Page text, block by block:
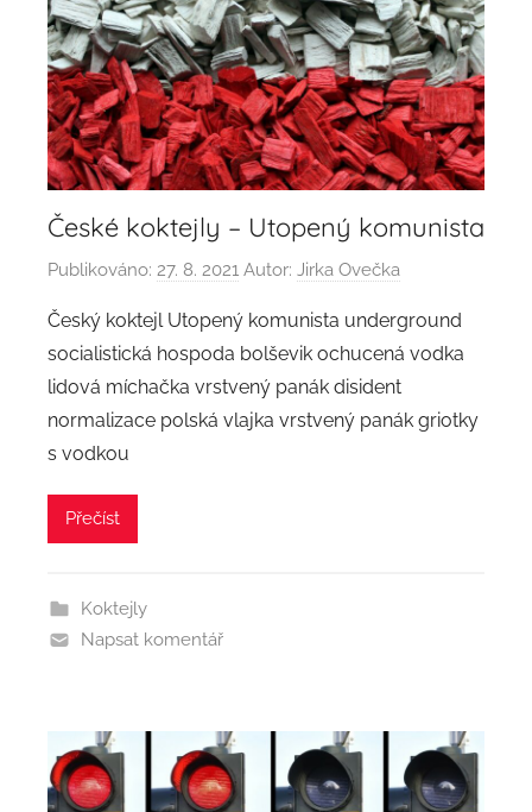
České koktejly – Utopený komunista
Publikováno: 27. 8. 2021 Autor: Jirka Ovečka
Český koktejl Utopený komunista underground
socialistická hospoda bolševik ochucená vodka
lidová míchačka vrstvený panák disident
normalizace polská vlajka vrstvený panák griotky
s vodkou
Přečíst
Koktejly
Napsat komentář